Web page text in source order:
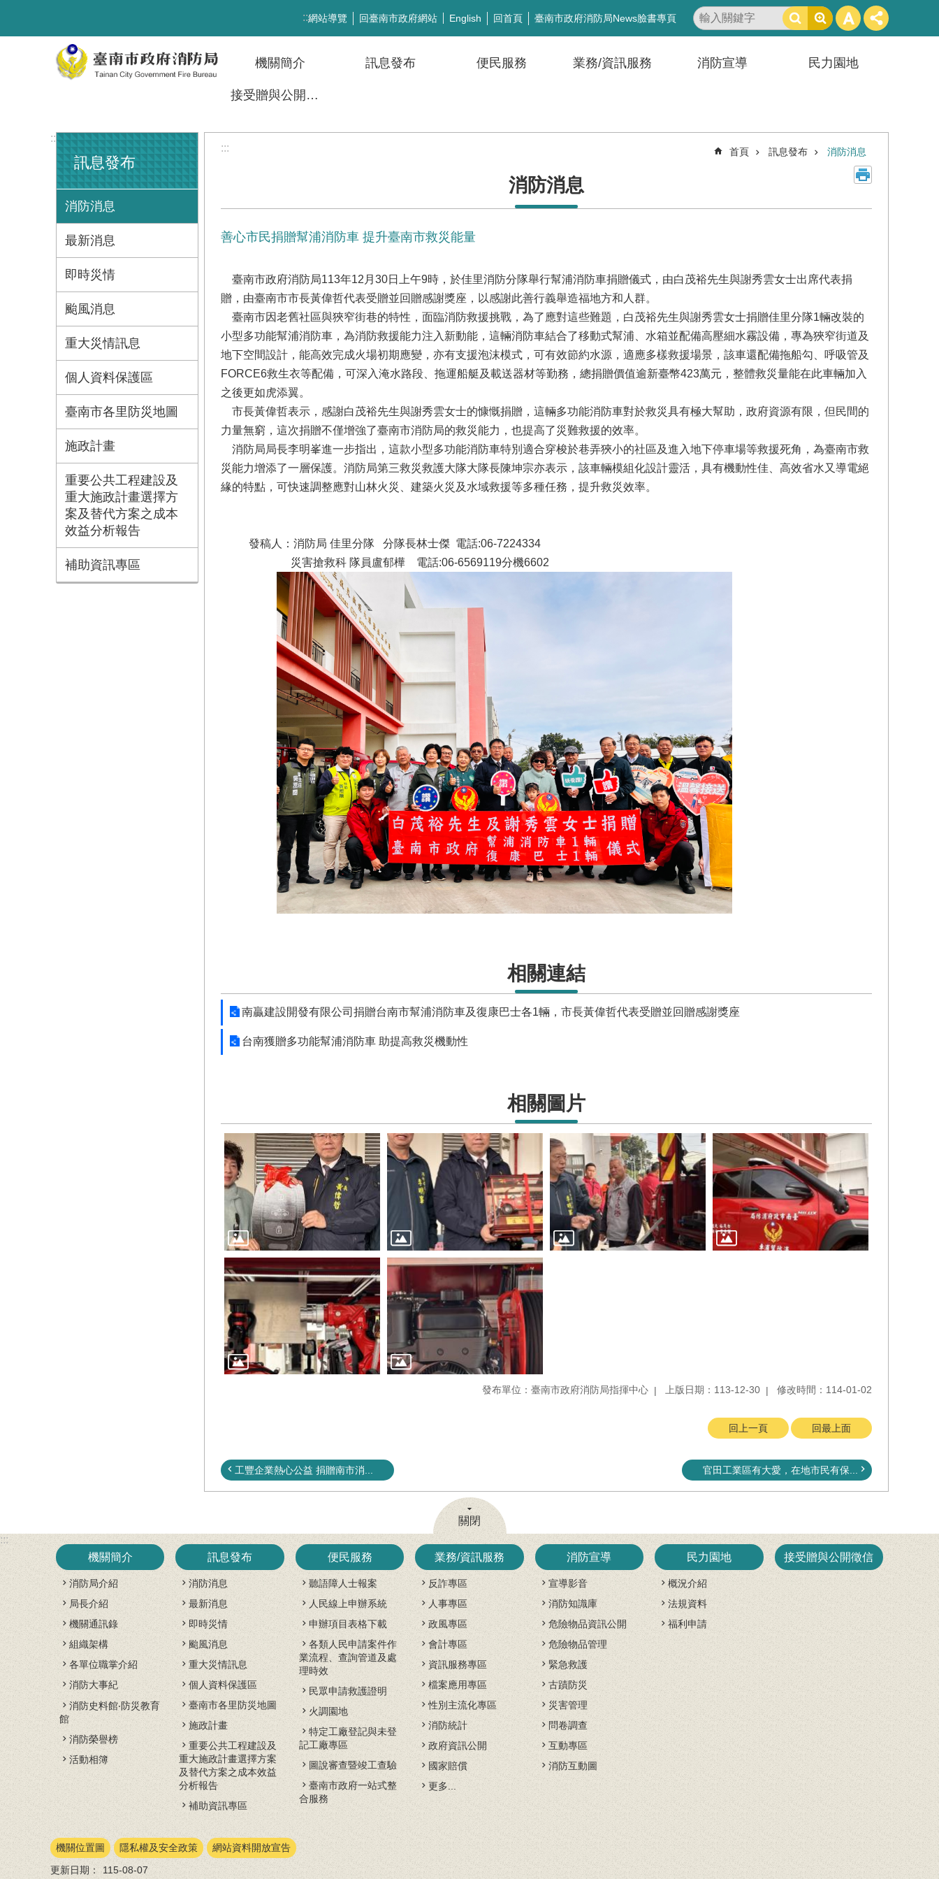
:::網站導覽 回臺南市政府網站 English 回首頁 臺南市政府消防局News臉書專頁
搜
尋
機關簡介 訊息發布 便民服務 業務/資訊服務 消防宣導 民力園地
接受贈與公開徵信
:::
訊息發布
消防消息
最新消息
即時災情
颱風消息
重大災情訊息
個人資料保護區
臺南市各里防災地圖
施政計畫
重要公共工程建設及
重大施政計畫選擇方
案及替代方案之成本
效益分析報告
補助資訊專區
::: 首頁 訊息發布 消防消息
消防消息
善心市民捐贈幫浦消防車 提升臺南市救災能量
臺南市政府消防局113年12月30日上午9時，於佳里消防分隊舉行幫浦消防車捐贈儀式，由白茂裕先生與謝秀雲女士出席代表捐
贈，由臺南市市長黃偉哲代表受贈並回贈感謝獎座，以感謝此善行義舉造福地方和人群。
臺南市因老舊社區與狹窄街巷的特性，面臨消防救援挑戰，為了應對這些難題，白茂裕先生與謝秀雲女士捐贈佳里分隊1輛改裝的
小型多功能幫浦消防車，為消防救援能力注入新動能，這輛消防車結合了移動式幫浦、水箱並配備高壓細水霧設備，專為狹窄街道及
地下空間設計，能高效完成火場初期應變，亦有支援泡沫模式，可有效節約水源，適應多樣救援場景，該車還配備拖船勾、呼吸管及
FORCE6救生衣等配備，可深入淹水路段、拖運船艇及載送器材等勤務，總捐贈價值逾新臺幣423萬元，整體救災量能在此車輛加入
之後更如虎添翼。
市長黃偉哲表示，感謝白茂裕先生與謝秀雲女士的慷慨捐贈，這輛多功能消防車對於救災具有極大幫助，政府資源有限，但民間的
力量無窮，這次捐贈不僅增強了臺南市消防局的救災能力，也提高了災難救援的效率。
消防局局長李明峯進一步指出，這款小型多功能消防車特別適合穿梭於巷弄狹小的社區及進入地下停車場等救援死角，為臺南市救
災能力增添了一層保護。消防局第三救災救護大隊大隊長陳坤宗亦表示，該車輛模組化設計靈活，具有機動性佳、高效省水又導電絕
緣的特點，可快速調整應對山林火災、建築火災及水域救援等多種任務，提升救災效率。
發稿人：消防局 佳里分隊 分隊長林士傑 電話:06-7224334
災害搶救科 隊員盧郁樺 電話:06-6569119分機6602
相關連結
南贏建設開發有限公司捐贈台南市幫浦消防車及復康巴士各1輛，市長黃偉哲代表受贈並回贈感謝獎座
台南獲贈多功能幫浦消防車 助提高救災機動性
相關圖片
發布單位：臺南市政府消防局指揮中心 上版日期：113-12-30 修改時間：114-01-02
回上一頁 回最上面
工豐企業熱心公益 捐贈南市消... 官田工業區有大愛，在地市民有保...
關閉
:::
機關簡介
消防局介紹
局長介紹
機關通訊錄
組織架構
各單位職掌介紹
消防大事紀
消防史料館‧防災教育
館
消防榮譽榜
活動相簿
訊息發布
消防消息
最新消息
即時災情
颱風消息
重大災情訊息
個人資料保護區
臺南市各里防災地圖
施政計畫
重要公共工程建設及
重大施政計畫選擇方案
及替代方案之成本效益
分析報告
補助資訊專區
便民服務
聽語障人士報案
人民線上申辦系統
申辦項目表格下載
各類人民申請案件作
業流程、查詢管道及處
理時效
民眾申請救護證明
火調園地
特定工廠登記與未登
記工廠專區
圖說審查暨竣工查驗
臺南市政府一站式整
合服務
業務/資訊服務
反詐專區
人事專區
政風專區
會計專區
資訊服務專區
檔案應用專區
性別主流化專區
消防統計
政府資訊公開
國家賠償
更多...
消防宣導
宣導影音
消防知識庫
危險物品資訊公開
危險物品管理
緊急救護
古蹟防災
災害管理
問卷調查
互動專區
消防互動圖
民力園地
概況介紹
法規資料
福利申請
接受贈與公開徵信
機關位置圖 隱私權及安全政策
網站資料開放宣告
更新日期： 115-08-07